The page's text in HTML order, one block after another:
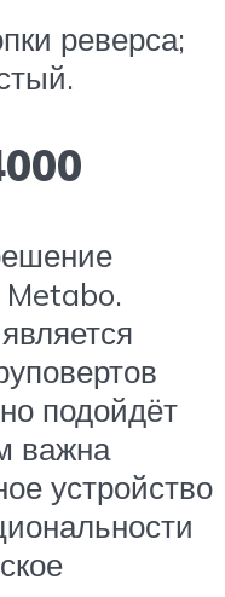
реверса;
Metabo.
подойдёт
важна
устройство